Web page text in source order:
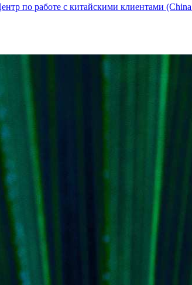
по работе с китайскими клиентами